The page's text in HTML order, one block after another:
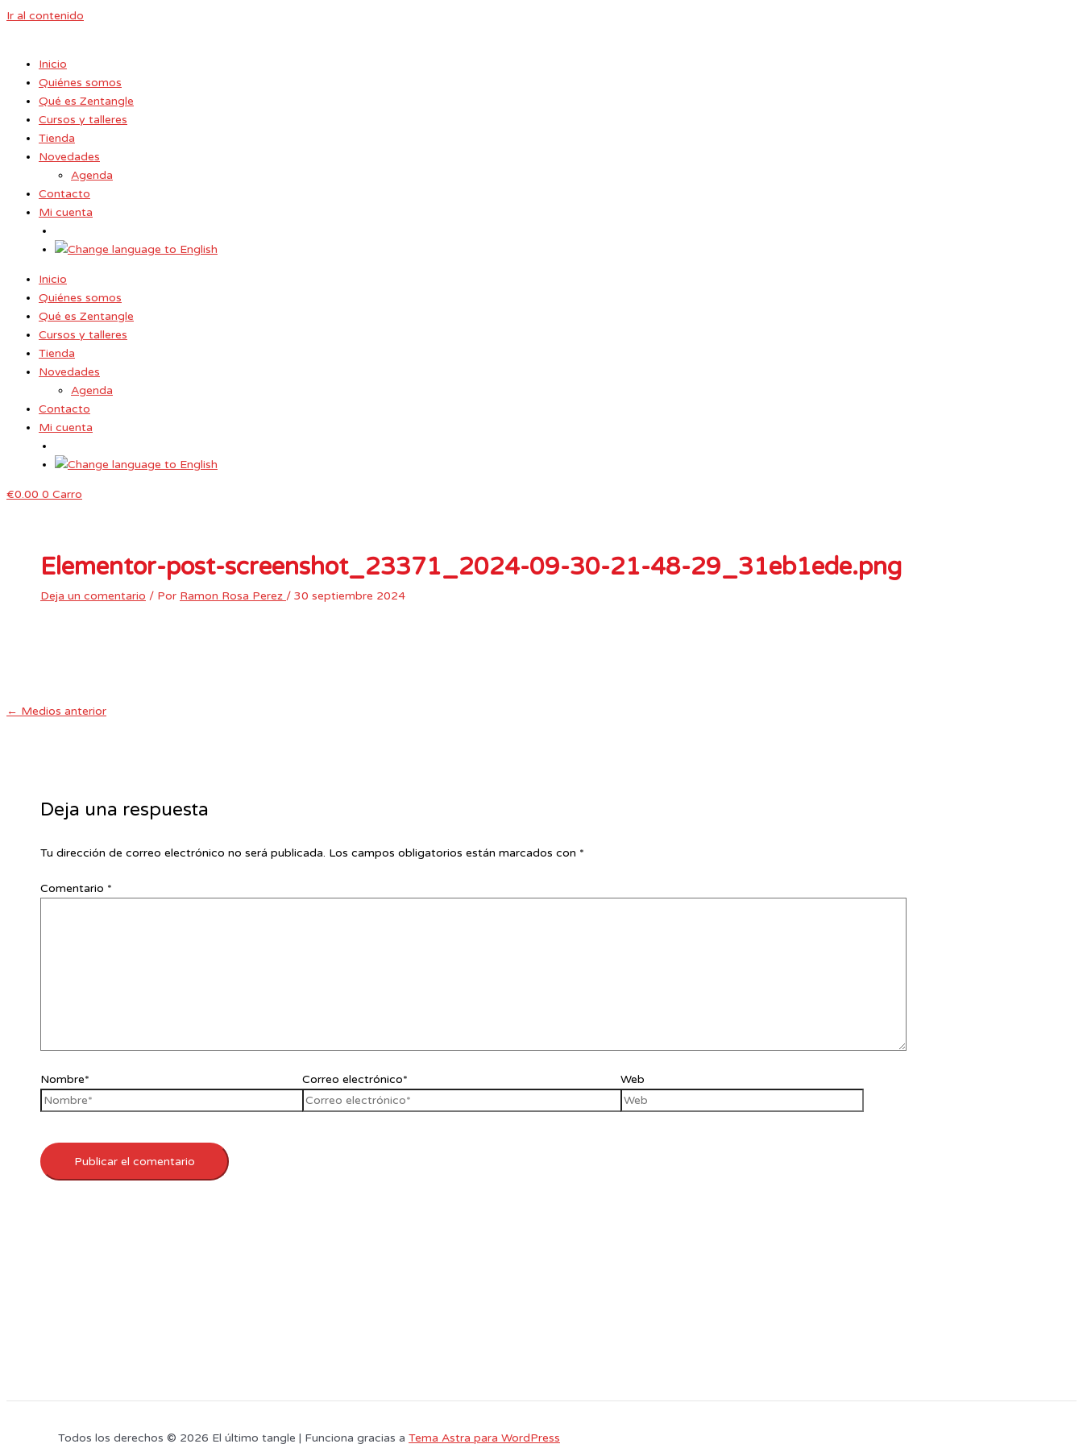
Ir al contenido
Inicio
Quiénes somos
Qué es Zentangle
Cursos y talleres
Tienda
Novedades
Agenda
Contacto
Mi cuenta
Inicio
Quiénes somos
Qué es Zentangle
Cursos y talleres
Tienda
Novedades
Agenda
Contacto
Mi cuenta
€0.00 0 Carro
Elementor-post-screenshot_23371_2024-09-30-21-48-29_31eb1ede.png
Deja un comentario / Por Ramon Rosa Perez / 30 septiembre 2024
← Medios anterior
Deja una respuesta
Tu dirección de correo electrónico no será publicada. Los campos obligatorios están marcados con *
Comentario *
Nombre* Correo electrónico* Web
Todos los derechos © 2026 El último tangle | Funciona gracias a Tema Astra para WordPress